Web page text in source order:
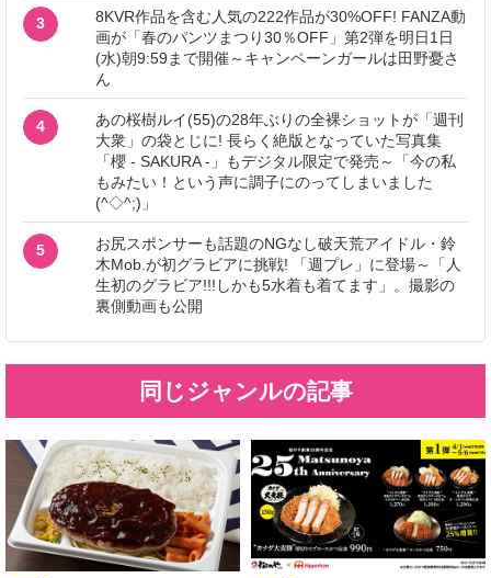
3
8KVR作品を含む人気の222作品が30%OFF! FANZA動
画が「春のパンツまつり30％OFF」第2弾を明日1日
(水)朝9:59まで開催～キャンペーンガールは田野憂さ
ん
4
あの桜樹ルイ(55)の28年ぶりの全裸ショットが「週刊
大衆」の袋とじに! 長らく絶版となっていた写真集
「櫻 - SAKURA -」もデジタル限定で発売～「今の私
もみたい！という声に調子にのってしまいました
(^◇^;)」
5
お尻スポンサーも話題のNGなし破天荒アイドル・鈴
木Mob.が初グラビアに挑戦! 「週プレ」に登場～「人
生初のグラビア!!!しかも5水着も着てます」。撮影の
裏側動画も公開
同じジャンルの記事